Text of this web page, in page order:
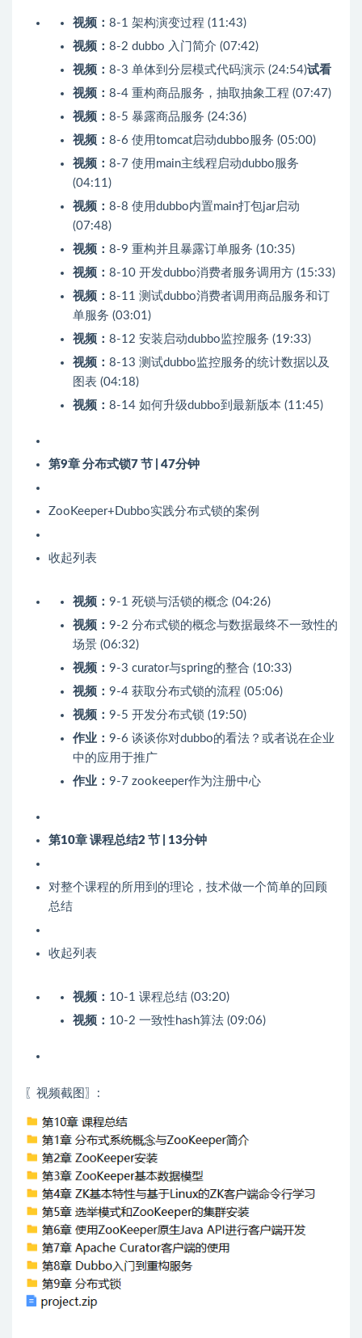
视频： 8-1 架构演变过程 (11:43)
视频： 8-2 dubbo 入门简介 (07:42)
视频： 8-3 单体到分层模式代码演示 (24:54)试看
视频： 8-4 重构商品服务，抽取抽象工程 (07:47)
视频： 8-5 暴露商品服务 (24:36)
视频： 8-6 使用tomcat启动dubbo服务 (05:00)
视频： 8-7 使用main主线程启动dubbo服务
(04:11)
视频： 8-8 使用dubbo内置main打包jar启动
(07:48)
视频： 8-9 重构并且暴露订单服务 (10:35)
视频： 8-10 开发dubbo消费者服务调用方 (15:33)
视频： 8-11 测试dubbo消费者调用商品服务和订
单服务 (03:01)
视频： 8-12 安装启动dubbo监控服务 (19:33)
视频： 8-13 测试dubbo监控服务的统计数据以及
图表 (04:18)
视频： 8-14 如何升级dubbo到最新版本 (11:45)
第9章 分布式锁7 节 | 47分钟
ZooKeeper+Dubbo实践分布式锁的案例
收起列表
视频： 9-1 死锁与活锁的概念 (04:26)
视频： 9-2 分布式锁的概念与数据最终不一致性的
场景 (06:32)
视频： 9-3 curator与spring的整合 (10:33)
视频： 9-4 获取分布式锁的流程 (05:06)
视频： 9-5 开发分布式锁 (19:50)
作业： 9-6 谈谈你对dubbo的看法？或者说在企业
中的应用于推广
作业： 9-7 zookeeper作为注册中心
第10章 课程总结2 节 | 13分钟
对整个课程的所用到的理论，技术做一个简单的回顾
总结
收起列表
视频： 10-1 课程总结 (03:20)
视频： 10-2 一致性hash算法 (09:06)
〖视频截图〗: